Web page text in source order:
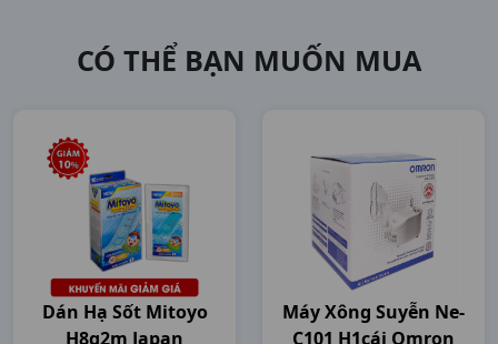
CÓ THỂ BẠN MUỐN MUA
Dán Hạ Sốt Mitoyo
H8g2m Japan
Máy Xông Suyễn Ne-
C101 H1cái Omron